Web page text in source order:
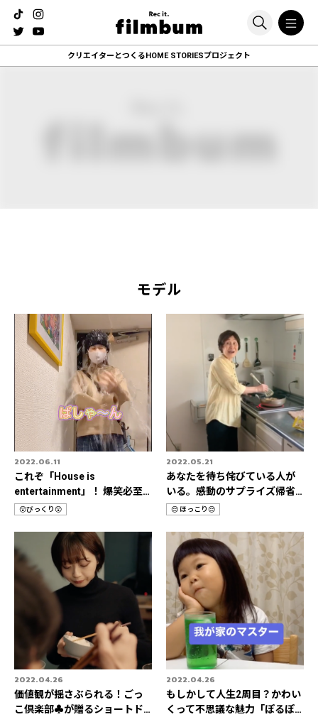
クリエイターとつくるHOME STORIESプロジェクト
モデル
2022.06.11
これぞ「House is
entertainment」！ 爆笑必至
🔥おうちドッキリ動画🎥
カ
テ
ゴ
リ
😲びっくり😲
2022.05.21
あなたを待ち侘びている人が
いる。感動のサプライズ帰省3
選✈️
カ
テ
リ
😌 ほっこり😌
2022.04.26
価値観が揺さぶられる！ごっ
こ倶楽部♣️が贈るショートド
2022.04.26
もしかして人生2周目？かわい
くって不思議な魅力「ぽるぽ